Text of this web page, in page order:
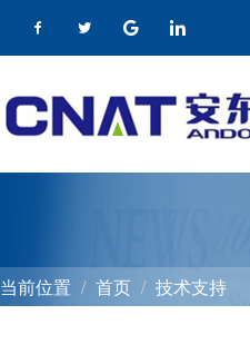
当前位置 首页 技术支持